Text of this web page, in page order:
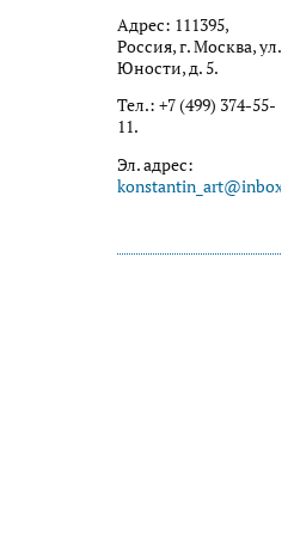
Адрес: 111395,
Россия, г. Москва, ул.
Юности, д. 5.
Тел.: +7 (499) 374-55-
11.
Эл. адрес:
konstantin_art@inbox.ru